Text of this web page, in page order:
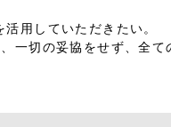
用していただきたい。
一切の妥協をせず、全て